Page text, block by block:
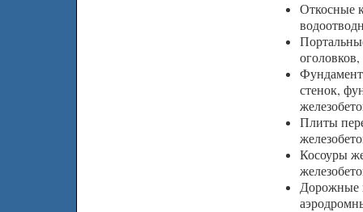
Откосные
стенок,
Плиты
Косоуры
Дорожные